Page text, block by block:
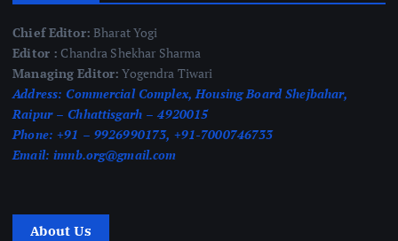
Chief Editor: Bharat Yogi
Editor : Chandra Shekhar Sharma
Managing Editor: Yogendra Tiwari
Address: Commercial Complex, Housing Board Shejbahar,
Raipur – Chhattisgarh – 4920015
Phone: +91 – 9926990173, +91-7000746733
Email: imnb.org@gmail.com
About Us